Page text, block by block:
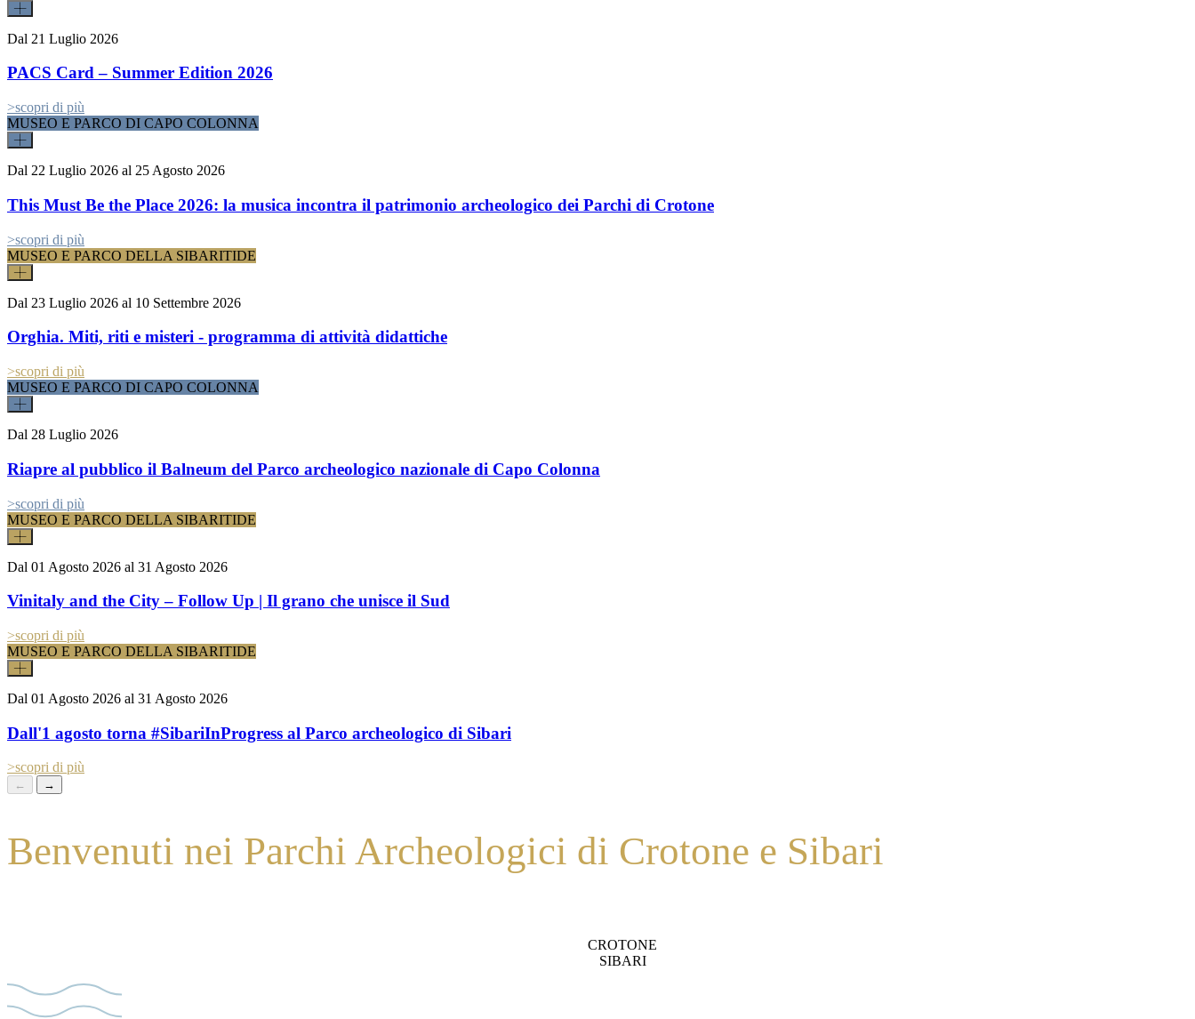
Dal 21 Luglio 2026
PACS Card – Summer Edition 2026
>scopri di più
MUSEO E PARCO DI CAPO COLONNA
Dal 22 Luglio 2026 al 25 Agosto 2026
This Must Be the Place 2026: la musica incontra il patrimonio archeologico dei Parchi di Crotone
>scopri di più
MUSEO E PARCO DELLA SIBARITIDE
Dal 23 Luglio 2026 al 10 Settembre 2026
Orghia. Miti, riti e misteri - programma di attività didattiche
>scopri di più
MUSEO E PARCO DI CAPO COLONNA
Dal 28 Luglio 2026
Riapre al pubblico il Balneum del Parco archeologico nazionale di Capo Colonna
>scopri di più
MUSEO E PARCO DELLA SIBARITIDE
Dal 01 Agosto 2026 al 31 Agosto 2026
Vinitaly and the City – Follow Up | Il grano che unisce il Sud
>scopri di più
MUSEO E PARCO DELLA SIBARITIDE
Dal 01 Agosto 2026 al 31 Agosto 2026
Dall'1 agosto torna #SibariInProgress al Parco archeologico di Sibari
>scopri di più
← →
Benvenuti nei Parchi Archeologici di Crotone e Sibari
CROTONE
SIBARI